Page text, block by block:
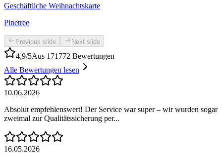
Geschäftliche Weihnachtskarte
Pinetree
Previous slide Next slide
4,9/5Aus 171772 Bewertungen
Alle Bewertungen lesen
10.06.2026
Absolut empfehlenswert! Der Service war super – wir wurden sogar
zweimal zur Qualitätssicherung per...
16.05.2026